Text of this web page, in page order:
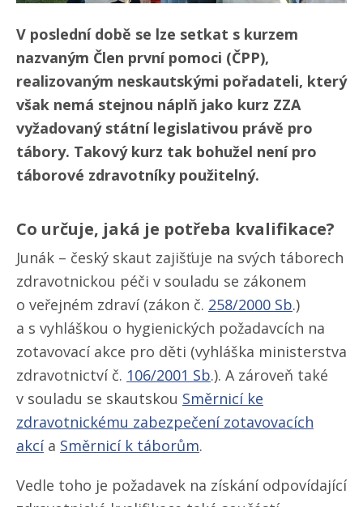
V poslední době se lze setkat s kurzem
nazvaným Člen první pomoci (ČPP),
realizovaným neskautskými pořadateli, který
však nemá stejnou náplň jako kurz ZZA
vyžadovaný státní legislativou právě pro
tábory. Takový kurz tak bohužel není pro
táborové zdravotníky použitelný.
Co určuje, jaká je potřeba kvalifikace?
Junák – český skaut zajišťuje na svých táborech
zdravotnickou péči v souladu se zákonem
o veřejném zdraví (zákon č. 258/​2000 Sb.)
a s vyhláškou o hygienických požadavcích na
zotavovací akce pro děti (vyhláška ministerstva
zdravotnictví č. 106/​2001 Sb.). A zároveň také
v souladu se skautskou Směrnicí ke
zdravotnickému zabezpečení zotavovacích
akcía Směrnicí k táborům.
Vedle toho je požadavek na získání odpovídající